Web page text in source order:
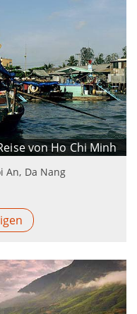
von Ho Chi Minh
An, Da Nang